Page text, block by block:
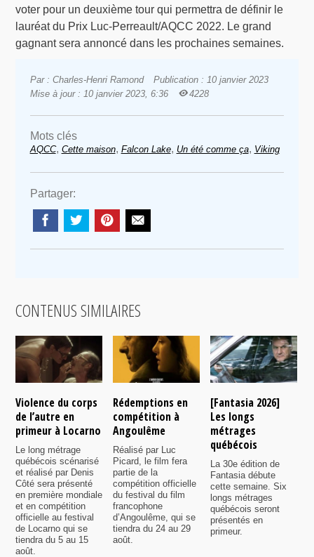
voter pour un deuxième tour qui permettra de définir le
lauréat du Prix Luc-Perreault/AQCC 2022. Le grand
gagnant sera annoncé dans les prochaines semaines.
Par : Charles-Henri Ramond
Publication : 10 janvier 2023
Mise à jour : 10 janvier 2023, 6:36
4228
Mots clés
AQCC, Cette maison, Falcon Lake, Un été comme ça, Viking
Partager:
CONTENUS SIMILAIRES
Violence du corps
de l’autre en
primeur à Locarno
Le long métrage
québécois scénarisé
et réalisé par Denis
Côté sera présenté
en première mondiale
et en compétition
officielle au festival
de Locarno qui se
tiendra du 5 au 15
août.
Rédemptions en
compétition à
Angoulême
Réalisé par Luc
Picard, le film fera
partie de la
compétition officielle
du festival du film
francophone
d’Angoulême, qui se
tiendra du 24 au 29
août.
[Fantasia 2026]
Les longs
métrages
québécois
La 30e édition de
Fantasia débute
cette semaine. Six
longs métrages
québécois seront
présentés en
primeur.